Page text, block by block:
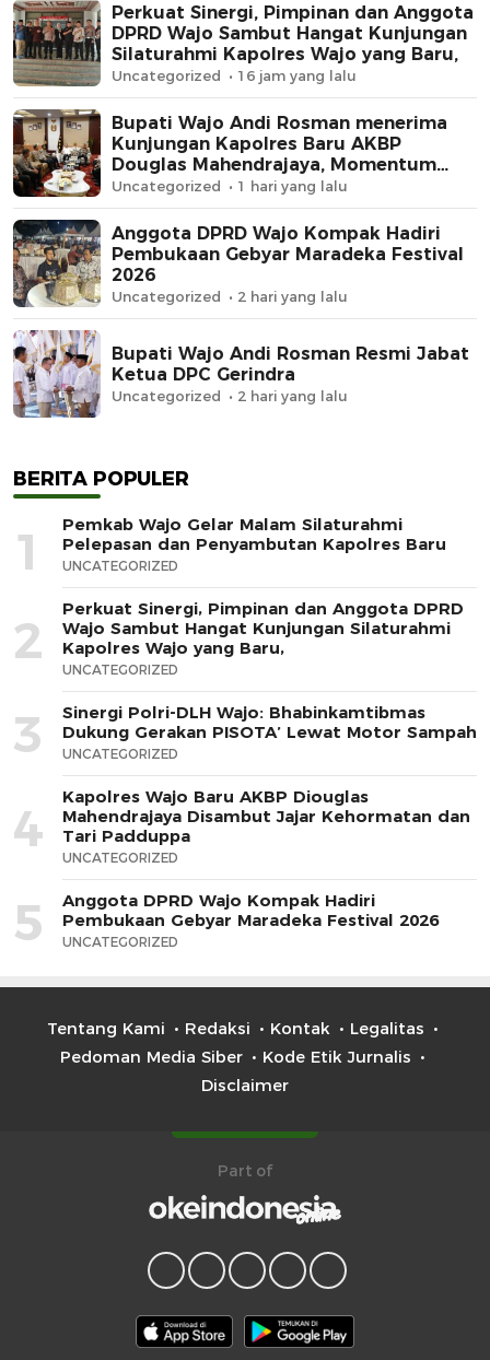
Perkuat Sinergi, Pimpinan dan Anggota
DPRD Wajo Sambut Hangat Kunjungan
Silaturahmi Kapolres Wajo yang Baru,
Uncategorized 16 jam yang lalu
Bupati Wajo Andi Rosman menerima
Kunjungan Kapolres Baru AKBP
Douglas Mahendrajaya, Momentum
Memperkuat Sinergi
Uncategorized 1 hari yang lalu
Anggota DPRD Wajo Kompak Hadiri
Pembukaan Gebyar Maradeka Festival
2026
Uncategorized 2 hari yang lalu
Bupati Wajo Andi Rosman Resmi Jabat
Ketua DPC Gerindra
Uncategorized 2 hari yang lalu
BERITA POPULER
1
Pemkab Wajo Gelar Malam Silaturahmi
Pelepasan dan Penyambutan Kapolres Baru
UNCATEGORIZED
2
Perkuat Sinergi, Pimpinan dan Anggota DPRD
Wajo Sambut Hangat Kunjungan Silaturahmi
Kapolres Wajo yang Baru,
UNCATEGORIZED
3
Sinergi Polri-DLH Wajo: Bhabinkamtibmas
Dukung Gerakan PISOTA’ Lewat Motor Sampah
UNCATEGORIZED
4
Kapolres Wajo Baru AKBP Diouglas
Mahendrajaya Disambut Jajar Kehormatan dan
Tari Padduppa
UNCATEGORIZED
5
Anggota DPRD Wajo Kompak Hadiri
Pembukaan Gebyar Maradeka Festival 2026
UNCATEGORIZED
Tentang Kami Redaksi Kontak
Legalitas
Pedoman Media Siber
Kode Etik Jurnalis
Disclaimer
Part of